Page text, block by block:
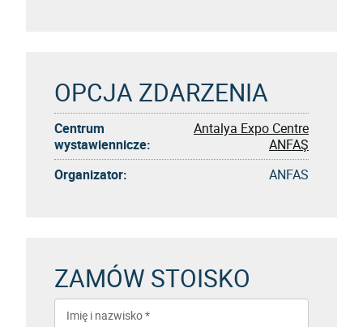
OPCJA ZDARZENIA
Centrum
wystawiennicze:
Antalya Expo Centre
ANFAŞ
Organizator:
ANFAS
ZAMÓW STOISKO